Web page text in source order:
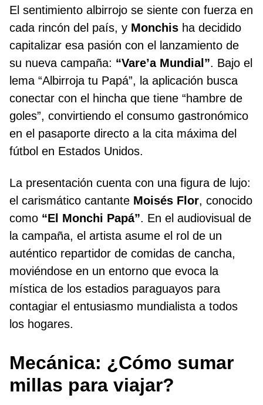
El sentimiento albirrojo se siente con fuerza en
cada rincón del país, y Monchis ha decidido
capitalizar esa pasión con el lanzamiento de
su nueva campaña: “Vare’a Mundial”. Bajo el
lema “Albirroja tu Papá”, la aplicación busca
conectar con el hincha que tiene “hambre de
goles”, convirtiendo el consumo gastronómico
en el pasaporte directo a la cita máxima del
fútbol en Estados Unidos.
La presentación cuenta con una figura de lujo:
el carismático cantante Moisés Flor, conocido
como “El Monchi Papá”. En el audiovisual de
la campaña, el artista asume el rol de un
auténtico repartidor de comidas de cancha,
moviéndose en un entorno que evoca la
mística de los estadios paraguayos para
contagiar el entusiasmo mundialista a todos
los hogares.
Mecánica: ¿Cómo sumar
millas para viajar?